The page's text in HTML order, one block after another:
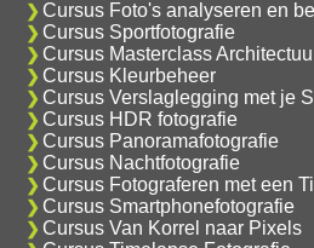
Cursus Foto's analyseren en
Cursus Sportfotografie
Cursus Masterclass
Cursus Kleurbeheer
Cursus Verslaglegging met je
Cursus HDR fotografie
Cursus Panoramafotografie
Cursus Nachtfotografie
Cursus Fotograferen met een
Cursus Smartphonefotografie
Cursus Van Korrel naar Pixels